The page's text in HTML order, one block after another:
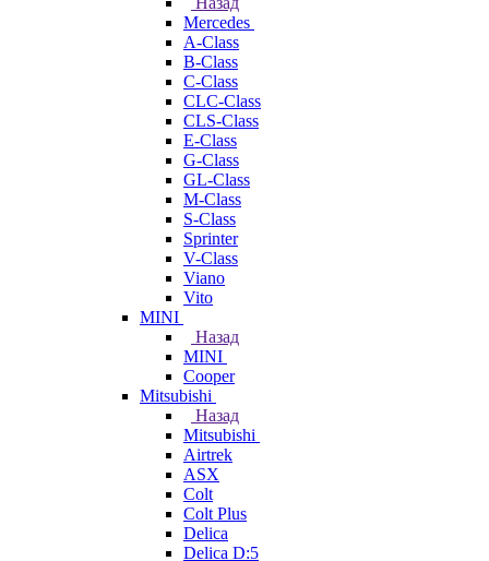
Mercedes
A-Class
B-Class
C-Class
CLC-Class
CLS-Class
E-Class
G-Class
GL-Class
M-Class
S-Class
Sprinter
V-Class
Viano
Vito
MINI
Назад
MINI
Cooper
Mitsubishi
Назад
Mitsubishi
Airtrek
ASX
Colt
Colt Plus
Delica
Delica D:5